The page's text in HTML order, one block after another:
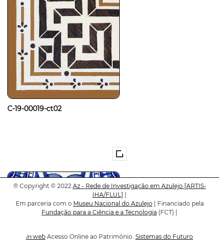
C-19-00019-ct02
® Copyright © 2022 Az - Rede de Investigação em Azulejo [ARTIS-
IHA/FLUL]
Em parceria com o Museu Nacional do Azulejo | Financiado pela
Fundação para a Ciência e a Tecnologia (FCT) |
in web Acesso Online ao Património. Sistemas do Futuro